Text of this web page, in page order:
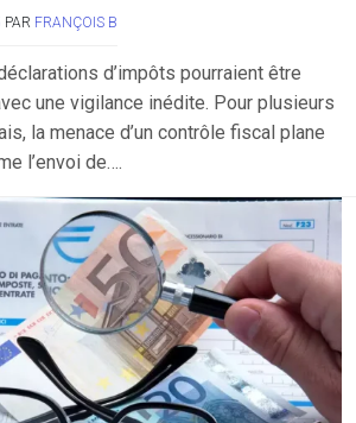
PAR FRANÇOIS B
d’impôts pourraient être
une vigilance inédite. Pour plusieurs
la menace d’un contrôle fiscal plane
l’envoi de….